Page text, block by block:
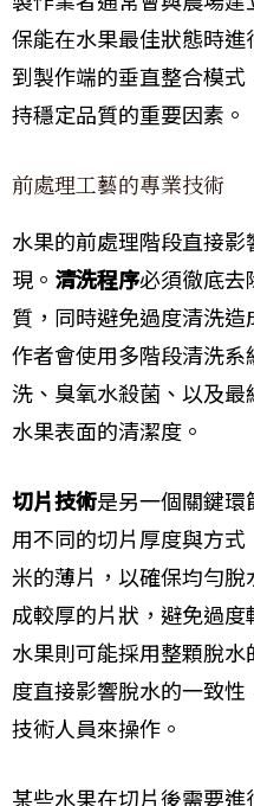
保能在水果最佳狀態時
到製作端的垂直整合模
持穩定品質的重要因素。
前處理工藝的專業技術
水果的前處理階段直接
現。 清洗程序必須徹底去
質，同時避免過度清洗
作者會使用多階段清洗
洗、臭氧水殺菌、以及
水果表面的清潔度。
切片技術是另一個關鍵
用不同的切片厚度與方
米的薄片，以確保均勻
成較厚的片狀，避免過
水果則可能採用整顆脫
度直接影響脫水的一致
技術人員來操作。
某些水果在切片後需要進